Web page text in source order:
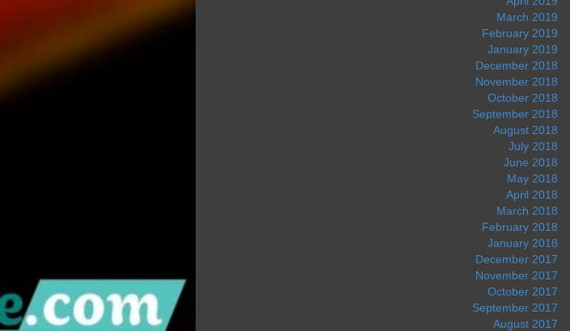
March 2019
February 2019
January 2019
December 2018
November 2018
October 2018
September 2018
August 2018
July 2018
June 2018
May 2018
April 2018
March 2018
February 2018
January 2018
December 2017
November 2017
October 2017
September 2017
August 2017